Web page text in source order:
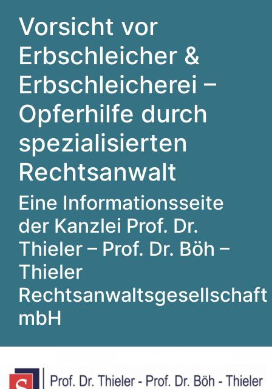
Vorsicht vor
Erbschleicher &
Erbschleicherei –
Opferhilfe durch
spezialisierten
Rechtsanwalt
Eine Informationsseite
der Kanzlei Prof. Dr.
Thieler – Prof. Dr. Böh –
Thieler
Rechtsanwaltsgesellschaft
mbH